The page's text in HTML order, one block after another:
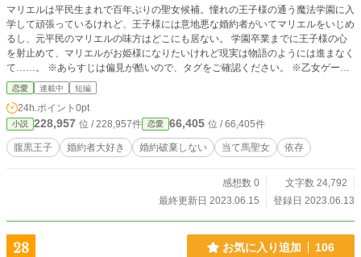
マリエルは平民生まれで百年ぶりの聖女候補。憧れの王子様の通う魔法学園に入
学して頑張っているけれど、王子様には意地悪な婚約者がいてマリエルをいじめ
るし、元平民のマリエルの味方はどこにも居ない。 学園卒業までに王子様の心
を射止めて、マリエルがお姫様になりたいけれど現実は物語のようには進まなく
て……。 ※あらすじは偏見が酷いので、タグをご確認ください。 ※乙女ゲー群
恋愛 連載中 短編
24h.ポイント 0pt
小説 228,957 位 / 228,957件 恋愛 66,405 位 / 66,405件
腹黒王子 婚約者大好き 婚約破棄しない 当て馬聖女 依存
感想数 0
文字数 24,792
最終更新日 2023.06.15
登録日 2023.06.13
28 お気に入り追加 106